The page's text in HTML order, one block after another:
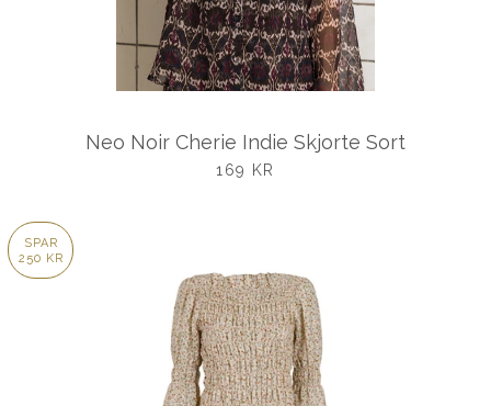
Neo Noir Cherie Indie Skjorte Sort
UDSALGSPRIS
169 KR
SPAR
250 KR